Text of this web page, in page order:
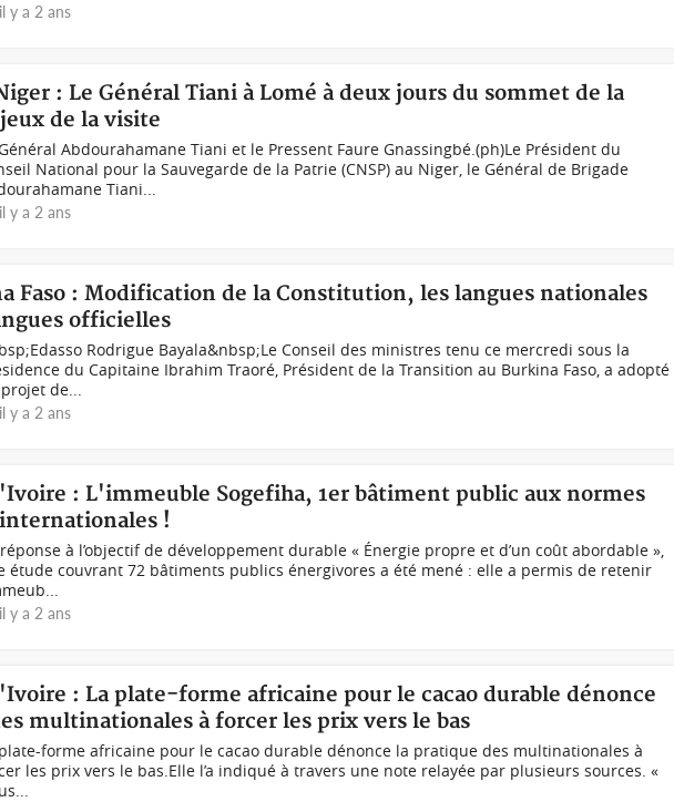
il y a 2 ans
: Le Général Tiani à Lomé à deux jours du sommet de la
de la visite
Abdourahamane Tiani et le Pressent Faure Gnassingbé.(ph)Le Président du
National pour la Sauvegarde de la Patrie (CNSP) au Niger, le Général de Brigade
Tiani...
il y a 2 ans
Faso : Modification de la Constitution, les langues nationales
officielles
Rodrigue Bayala&nbsp;Le Conseil des ministres tenu ce mercredi sous la
du Capitaine Ibrahim Traoré, Président de la Transition au Burkina Faso, a adopté
de...
il y a 2 ans
: L'immeuble Sogefiha, 1er bâtiment public aux normes
!
à l’objectif de développement durable « Énergie propre et d’un coût abordable »,
étude couvrant 72 bâtiments publics énergivores a été mené : elle a permis de retenir
il y a 2 ans
: La plate-forme africaine pour le cacao durable dénonce
multinationales à forcer les prix vers le bas
forme africaine pour le cacao durable dénonce la pratique des multinationales à
les prix vers le bas.Elle l’a indiqué à travers une note relayée par plusieurs sources. «